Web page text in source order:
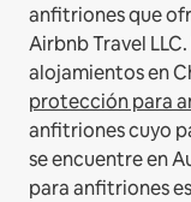
anfitriones que
Airbnb Travel LLC.
alojamientos en
protección para
anfitriones cuyo
se encuentre en
para anfitriones